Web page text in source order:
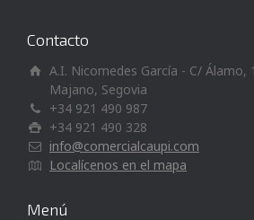
Contacto
A.I. Nicomedes García - C/ Álamo,
Majano, Segovia
+34 921 490 987
+34 921 490 328
info@comercialcaupi.com
Localícenos en el mapa
Menú